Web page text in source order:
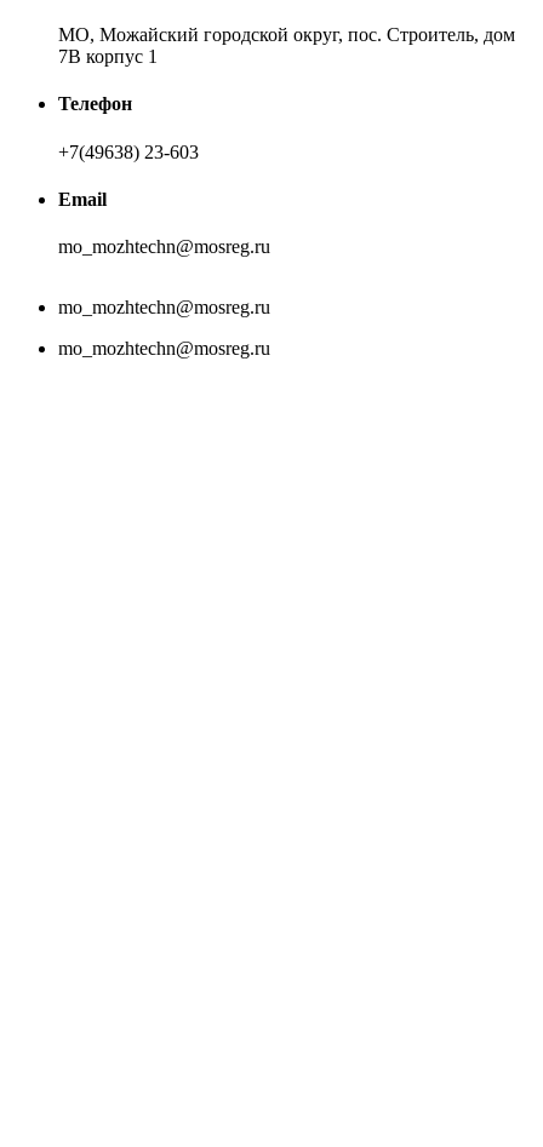
МО, Можайский городской округ, пос. Строитель, дом
7В корпус 1
Телефон
+7(49638) 23-603
Email
mo_mozhtechn@mosreg.ru
mo_mozhtechn@mosreg.ru
mo_mozhtechn@mosreg.ru